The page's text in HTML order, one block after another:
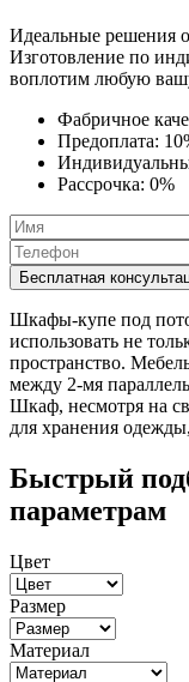
Идеальные решения
Изготовление по
воплотим любую
Фабричное
Предоплата:
Рассрочка: 0%
Шкафы-купе под
использовать не
пространство.
между 2-мя
Шкаф, несмотря на
для хранения
Быстрый
параметрам
Цвет
Размер
Материал